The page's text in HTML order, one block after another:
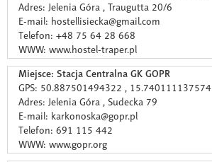
Adres: Jelenia Góra , Traugutta 20/6
E-mail: hostellisiecka@gmail.com
Telefon: +48 75 64 28 668
WWW: www.hostel-traper.pl
Miejsce: Stacja Centralna GK GOPR
GPS: 50.887501494322 , 15.740111137574
Adres: Jelenia Góra , Sudecka 79
E-mail: karkonoska@gopr.pl
Telefon: 691 115 442
WWW: www.gopr.org